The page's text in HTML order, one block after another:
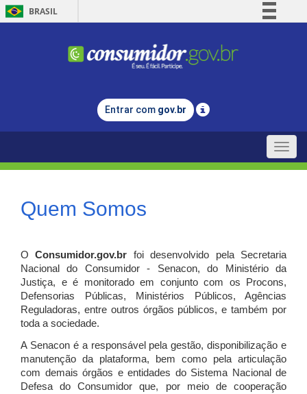
BRASIL
Comunica BR
Legislação
Entrar com gov.br
Toggle
Quem Somos
OConsumidor.gov.br
foi desenvolvido pela Secretaria
Nacional do Consumidor - Senacon, do Ministério da
Justiça, e é monitorado em conjunto com os Procons,
Defensorias Públicas, Ministérios Públicos, Agências
Reguladoras, entre outros órgãos públicos, e também por
toda a sociedade.
A Senacon é a responsável pela gestão, disponibilização e
manutenção da plataforma, bem como pela articulação
com demais órgãos e entidades do Sistema Nacional de
Defesa do Consumidor que, por meio de cooperação